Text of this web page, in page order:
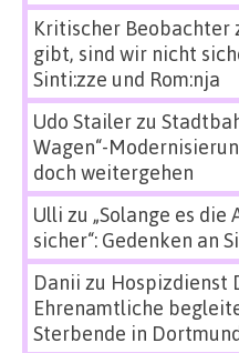
Kritischer Beobachter
gibt, sind wir nicht
Sinti:zze und Rom:nja
Udo Stailerzu
Wagen“-
doch weitergehen
Ulli zu „Solange es
sicher“: Gedenken an
Danii zu Hospizdienst
Ehrenamtliche
Sterbende in